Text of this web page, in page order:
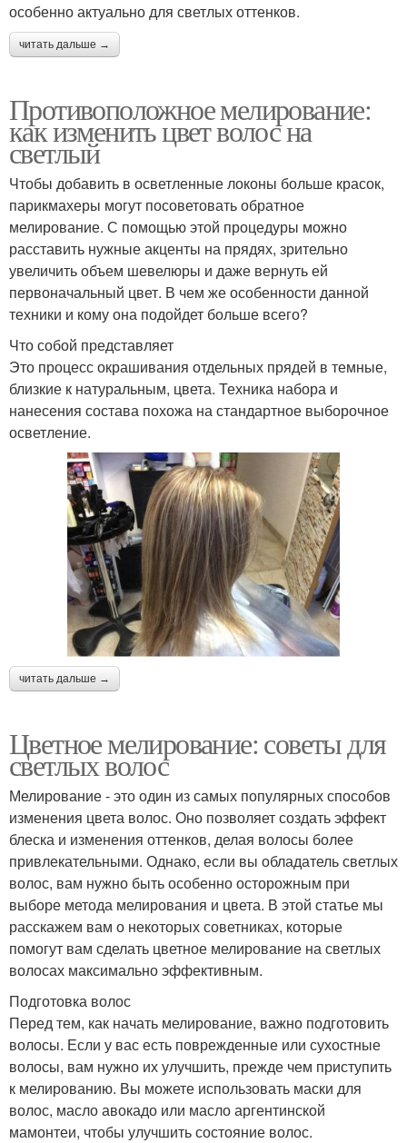
особенно актуально для светлых оттенков.
читать дальше →
Противоположное мелирование:
как изменить цвет волос на
светлый
Чтобы добавить в осветленные локоны больше красок,
парикмахеры могут посоветовать обратное
мелирование. С помощью этой процедуры можно
расставить нужные акценты на прядях, зрительно
увеличить объем шевелюры и даже вернуть ей
первоначальный цвет. В чем же особенности данной
техники и кому она подойдет больше всего?
Что собой представляет
Это процесс окрашивания отдельных прядей в темные,
близкие к натуральным, цвета. Техника набора и
нанесения состава похожа на стандартное выборочное
осветление.
читать дальше →
Цветное мелирование: советы для
светлых волос
Мелирование - это один из самых популярных способов
изменения цвета волос. Оно позволяет создать эффект
блеска и изменения оттенков, делая волосы более
привлекательными. Однако, если вы обладатель светлых
волос, вам нужно быть особенно осторожным при
выборе метода мелирования и цвета. В этой статье мы
расскажем вам о некоторых советниках, которые
помогут вам сделать цветное мелирование на светлых
волосах максимально эффективным.
Подготовка волос
Перед тем, как начать мелирование, важно подготовить
волосы. Если у вас есть поврежденные или сухостные
волосы, вам нужно их улучшить, прежде чем приступить
к мелированию. Вы можете использовать маски для
волос, масло авокадо или масло аргентинской
мамонтеи, чтобы улучшить состояние волос.